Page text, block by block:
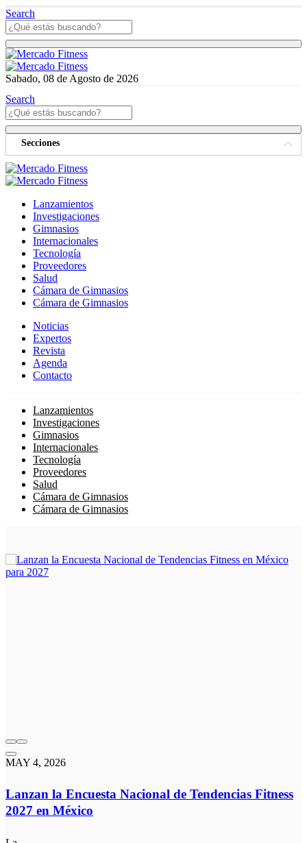
Search
Sabado, 08 de Agosto de 2026
Search
Secciones
Lanzamientos
Investigaciones
Gimnasios
Internacionales
Tecnología
Proveedores
Salud
Cámara de Gimnasios
Cámara de Gimnasios
Noticias
Expertos
Revista
Agenda
Contacto
Lanzamientos
Investigaciones
Gimnasios
Internacionales
Tecnología
Proveedores
Salud
Cámara de Gimnasios
Cámara de Gimnasios
MAY 4, 2026
Lanzan la Encuesta Nacional de Tendencias Fitness
2027 en México